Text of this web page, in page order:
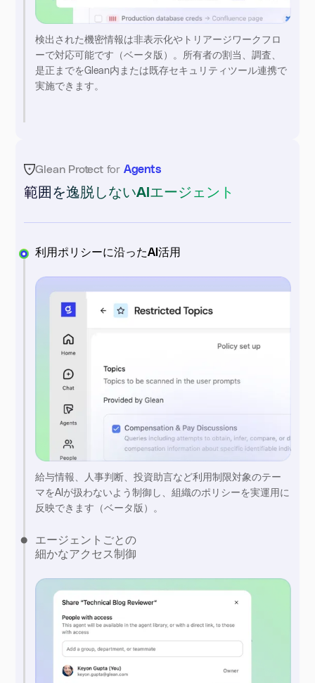
検出された機密情報は非表示化やトリアージワークフロ
ーで対応可能です（ベータ版）。所有者の割当、調査、
是正までをGlean内または既存セキュリティツール連携で
実施できます。
Glean Protect for Agents
範囲を逸脱しないAIエージェント
利用ポリシーに沿ったAI活用
給与情報、人事判断、投資助言など利用制限対象のテー
マをAIが扱わないよう制御し、組織のポリシーを実運用に
反映できます（ベータ版）。
エージェントごとの
細かなアクセス制御